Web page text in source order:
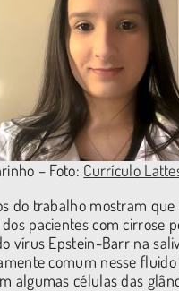
– Foto: Currículo
do trabalho mostram que
pacientes com cirrose
vírus Epstein-Barr na
comum nesse
algumas células das